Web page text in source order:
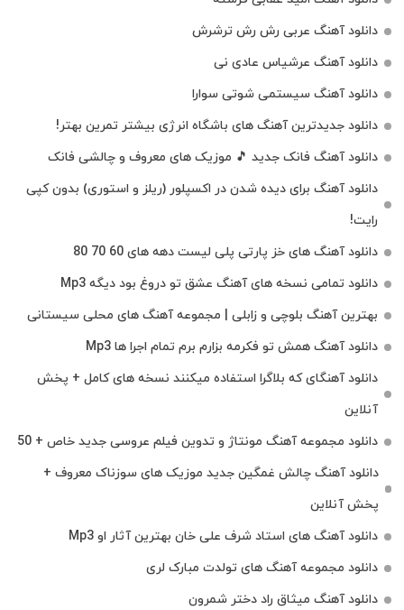
دانلود آهنگ عربی رش رش ترشرش
دانلود آهنگ عرشیاس عادی نی
دانلود آهنگ سیستمی شوتی سوارا
دانلود جدیدترین آهنگ‌ های باشگاه انرژی بیشتر تمرین بهتر!
دانلود آهنگ فانک جدید 🎵 موزیک‌ های معروف و چالشی فانک
دانلود آهنگ برای دیده شدن در اکسپلور (ریلز و استوری) بدون کپی
رایت!
دانلود آهنگ های خز پارتی پلی لیست دهه های 60 70 80
دانلود تمامی نسخه های آهنگ عشق تو دروغ بود دیگه Mp3
بهترین آهنگ بلوچی و زابلی | مجموعه آهنگ‌ های محلی سیستانی
دانلود آهنگ همش تو فکرمه بزارم برم تمام اجرا ها Mp3
دانلود آهنگای که بلاگرا استفاده میکنند نسخه های کامل + پخش
آنلاین
دانلود مجموعه آهنگ مونتاژ و تدوین فیلم عروسی جدید خاص + 50
دانلود آهنگ چالش غمگین جدید موزیک های سوزناک معروف +
پخش آنلاین
دانلود آهنگ های استاد شرف علی خان بهترین آثار او Mp3
دانلود مجموعه آهنگ های تولدت مبارک لری
دانلود آهنگ میثاق راد دختر شمرون